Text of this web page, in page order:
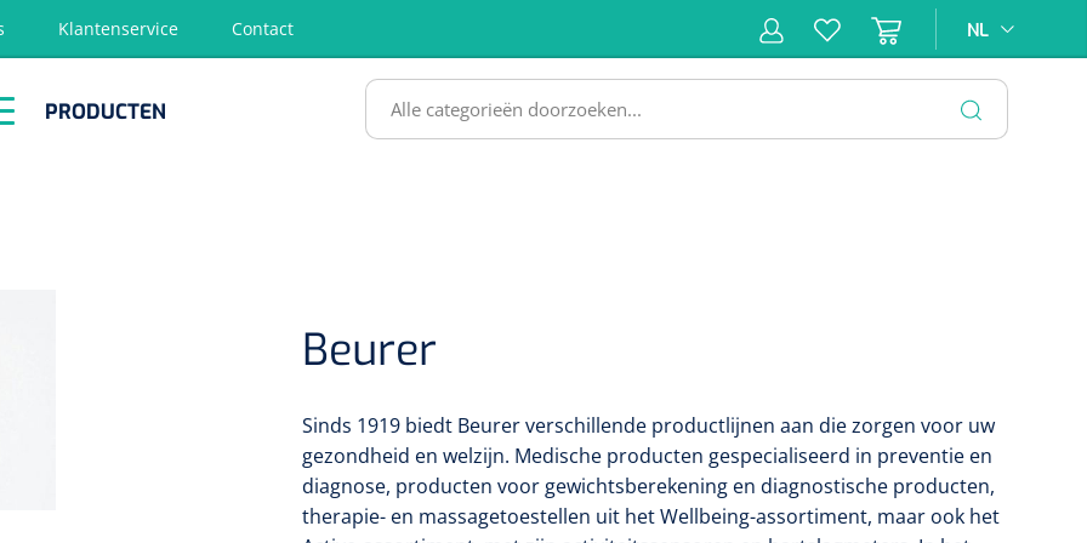
Klantenservice Contact NL
PRODUCTEN
Beurer
Sinds 1919 biedt Beurer verschillende productlijnen aan die zorgen voor uw
gezondheid en welzijn. Medische producten gespecialiseerd in preventie en
diagnose, producten voor gewichtsberekening en diagnostische producten,
therapie- en massagetoestellen uit het Wellbeing-assortiment, maar ook het